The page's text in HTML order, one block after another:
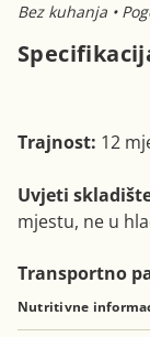
Bez kuhanja •
Trajnost: 12
Uvjeti
mjestu, ne u
Transportno
Nutritivne